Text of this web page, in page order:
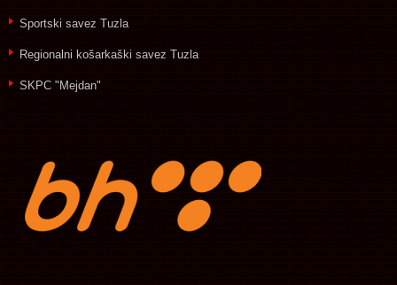
Sportski savez Tuzla
Regionalni košarkaški savez Tuzla
SKPC "Mejdan"